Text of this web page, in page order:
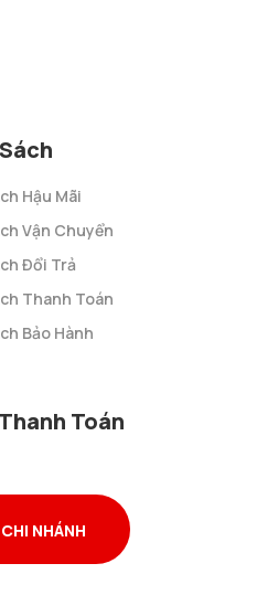
Hậu Mãi
Vận Chuyển
Đổi Trả
Thanh Toán
Bảo Hành
Toán
NHÁNH